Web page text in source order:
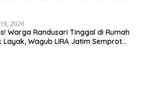
2026
Warga Randusari Tinggal di Rumah
Layak, Wagub LIRA Jatim Semprot